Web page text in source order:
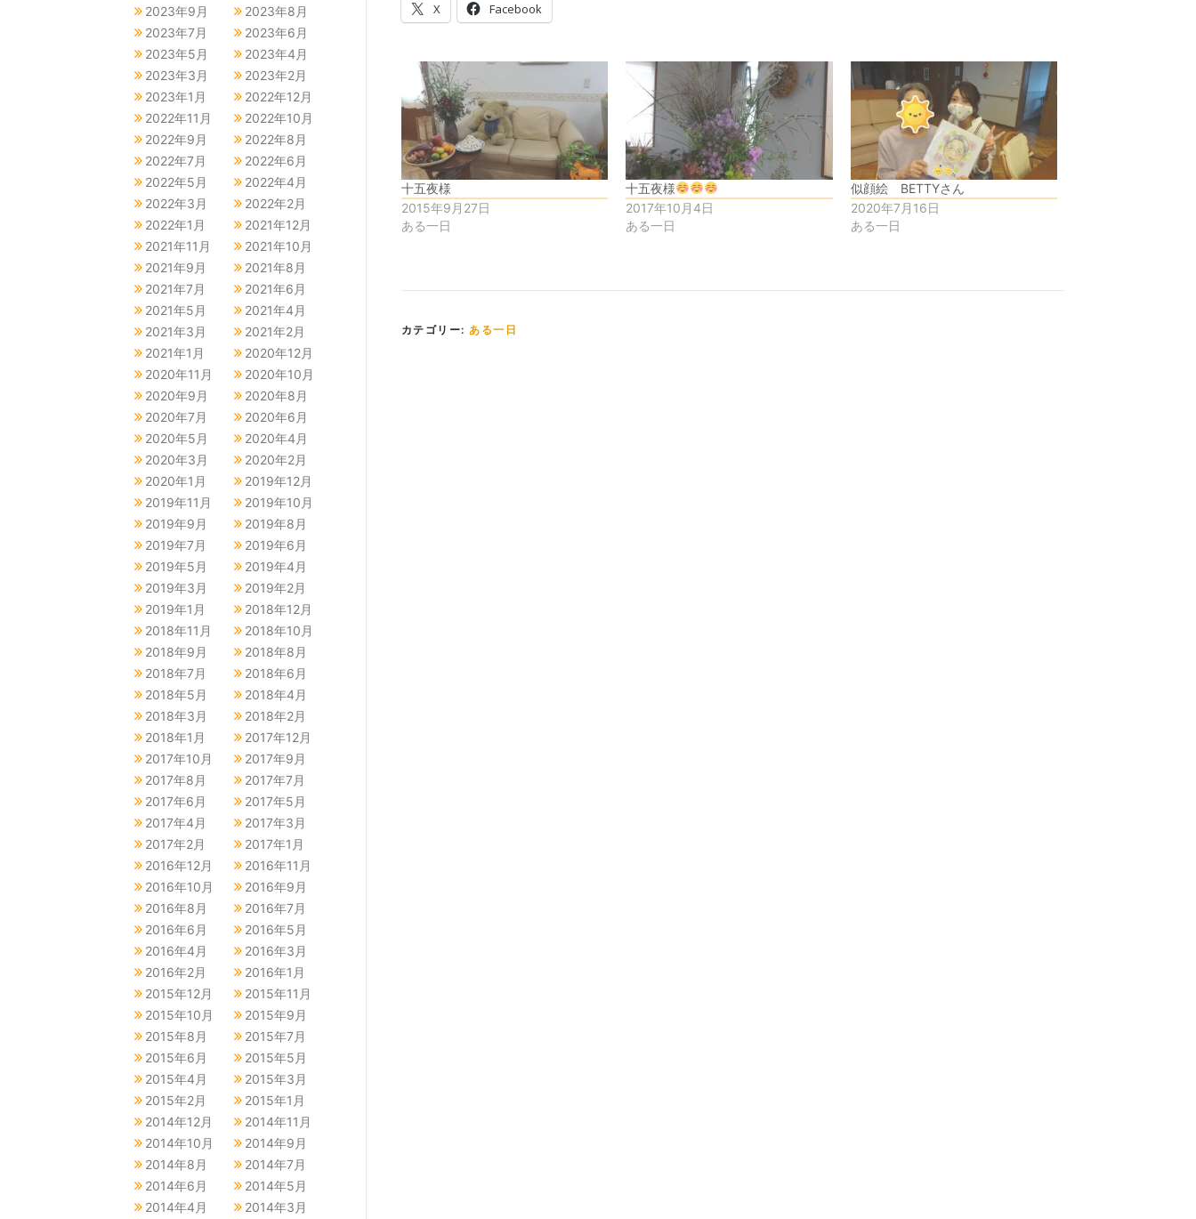
X Facebook
十五夜様
2015年9月27日
ある一日
十五夜様
2017年10月4日
ある一日
似顔絵 BETTYさん
2020年7月16日
ある一日
カテゴリー: ある一日
2023年9月
2023年8月
2023年7月
2023年6月
2023年5月
2023年4月
2023年3月
2023年2月
2023年1月
2022年12月
2022年11月
2022年10月
2022年9月
2022年8月
2022年7月
2022年6月
2022年5月
2022年4月
2022年3月
2022年2月
2022年1月
2021年12月
2021年11月
2021年10月
2021年9月
2021年8月
2021年7月
2021年6月
2021年5月
2021年4月
2021年3月
2021年2月
2021年1月
2020年12月
2020年11月
2020年10月
2020年9月
2020年8月
2020年7月
2020年6月
2020年5月
2020年4月
2020年3月
2020年2月
2020年1月
2019年12月
2019年11月
2019年10月
2019年9月
2019年8月
2019年7月
2019年6月
2019年5月
2019年4月
2019年3月
2019年2月
2019年1月
2018年12月
2018年11月
2018年10月
2018年9月
2018年8月
2018年7月
2018年6月
2018年5月
2018年4月
2018年3月
2018年2月
2018年1月
2017年12月
2017年10月
2017年9月
2017年8月
2017年7月
2017年6月
2017年5月
2017年4月
2017年3月
2017年2月
2017年1月
2016年12月
2016年11月
2016年10月
2016年9月
2016年8月
2016年7月
2016年6月
2016年5月
2016年4月
2016年3月
2016年2月
2016年1月
2015年12月
2015年11月
2015年10月
2015年9月
2015年8月
2015年7月
2015年6月
2015年5月
2015年4月
2015年3月
2015年2月
2015年1月
2014年12月
2014年11月
2014年10月
2014年9月
2014年8月
2014年7月
2014年6月
2014年5月
2014年4月
2014年3月